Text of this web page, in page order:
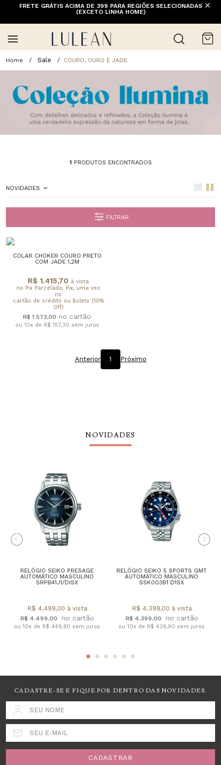
FRETE GRÁTIS ACIMA DE 399 PARA REGIÕES SELECIONADAS
(EXCETO LINHA HOME)
Sale COURO, OURO E JADE
1 PRODUTOS ENCONTRADOS
NOVIDADES
FILTRAR
COLAR CHOKER COURO PRETO
COM JADE 1,2M
R$ 1.415,70 à vista
no Pix Parcelado, Pix, uma vez
no
cartão de crédito ou Boleto (10%
Off)
R$ 1.573,00
ou 10x de R$ 157,30 sem juros
Anterior 1 Próximo
NOVIDADES
RELÓGIO SEIKO PRESAGE
AUTOMÁTICO MASCULINO
SRPB41J1/DISX
R$ 4.499,00
R$ 4.499,00 à vista
ou 10x de R$ 449,90 sem juros
RELÓGIO SEIKO 5 SPORTS GMT
AUTOMÁTICO MASCULINO
SSK003B1 D1SX
R$ 4.399,00
R$ 4.399,00 à vista
ou 10x de R$ 439,90 sem juros
CADASTRE-SE E FIQUE POR DENTRO DAS NOVIDADES.
SEU NOME
SEU E-MAIL
CADASTRAR